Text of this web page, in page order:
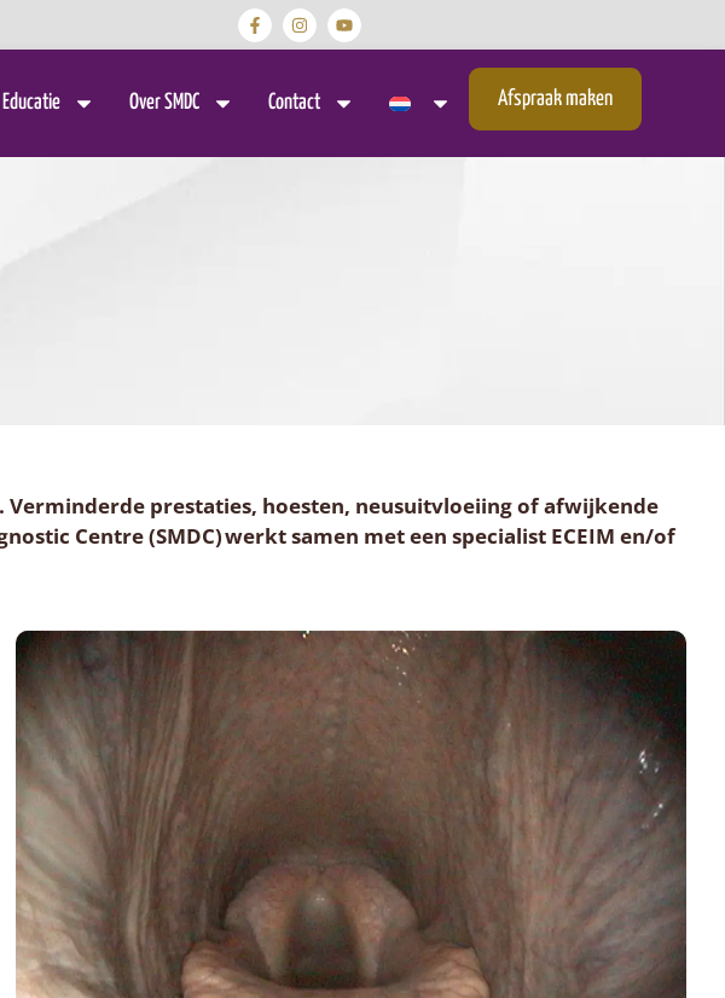
Educatie Over SMDC Contact Afspraak maken
prestaties, hoesten, neusuitvloeiing of afwijkende
Centre (SMDC) werkt samen met een specialist ECEIM en/of